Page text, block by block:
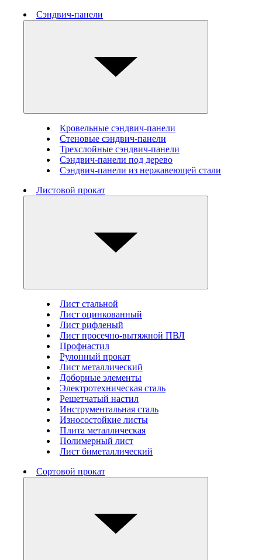
Сэндвич-панели
Кровельные сэндвич-панели
Стеновые cэндвич-панели
Трехслойные сэндвич-панели
Сэндвич-панели под дерево
Сэндвич-панели из нержавеющей стали
Листовой прокат
Лист стальной
Лист оцинкованный
Лист рифленый
Лист просечно-вытяжной ПВЛ
Профнастил
Рулонный прокат
Лист металлический
Доборные элементы
Электротехническая сталь
Решетчатый настил
Инструментальная сталь
Износостойкие листы
Плита металлическая
Полимерный лист
Лист биметаллический
Сортовой прокат